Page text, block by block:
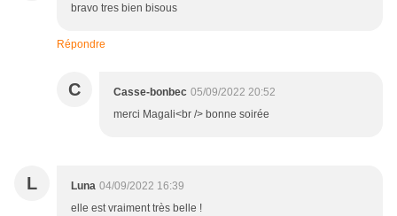
bravo tres bien bisous
Répondre
C Casse-bonbec 05/09/2022 20:52
merci Magali<br /> bonne soirée
L Luna 04/09/2022 16:39
elle est vraiment très belle !